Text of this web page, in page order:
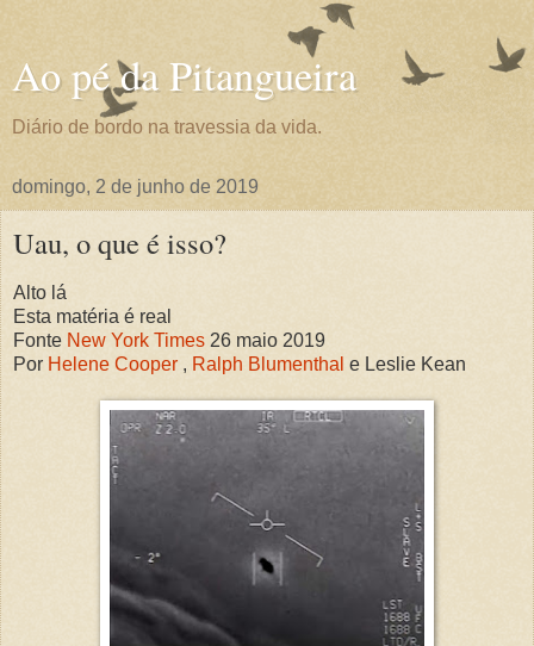
Ao pé da Pitangueira
Diário de bordo na travessia da vida.
domingo, 2 de junho de 2019
Uau, o que é isso?
Alto lá
Esta matéria é real
Fonte New York Times 26 maio 2019
Por Helene Cooper , Ralph Blumenthal e Leslie Kean